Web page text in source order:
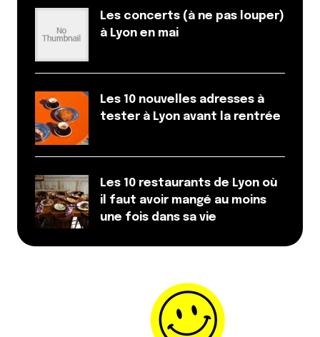
Les concerts (à ne pas louper)
à Lyon en mai
Les 10 nouvelles adresses à
tester à Lyon avant la rentrée
Les 10 restaurants de Lyon où
il faut avoir mangé au moins
une fois dans sa vie